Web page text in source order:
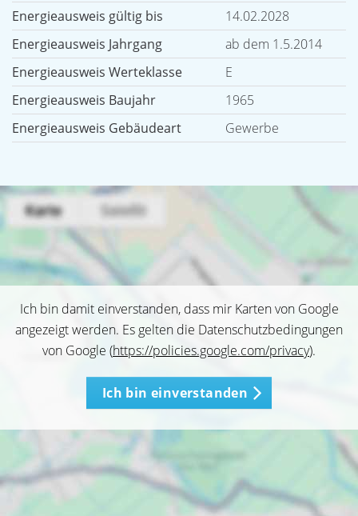
Energieausweis gültig bis
14.02.2028
Energieausweis Jahrgang
ab dem 1.5.2014
Energieausweis Werteklasse
E
Energieausweis Baujahr
1965
Energieausweis Gebäudeart
Gewerbe
Ich bin damit einverstanden, dass mir Karten von Google
angezeigt werden. Es gelten die Datenschutzbedingungen
von Google (https://policies.google.com/privacy).
Ich bin einverstanden